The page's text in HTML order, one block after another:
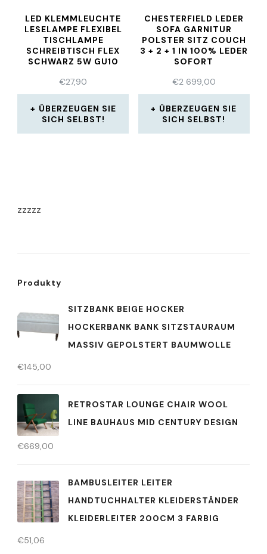
LED KLEMMLEUCHTE
LESELAMPE FLEXIBEL
TISCHLAMPE
SCHREIBTISCH FLEX
SCHWARZ 5W GU10
€27,90
ÜBERZEUGEN SIE
SICH SELBST!
CHESTERFIELD LEDER
SOFA GARNITUR
POLSTER SITZ COUCH
3 + 2 + 1 IN 100% LEDER
SOFORT
€2 699,00
ÜBERZEUGEN SIE
SICH SELBST!
zzzzz
Produkty
SITZBANK BEIGE HOCKER
HOCKERBANK BANK SITZSTAURAUM
MASSIV GEPOLSTERT BAUMWOLLE
€145,00
RETROSTAR LOUNGE CHAIR WOOL
LINE BAUHAUS MID CENTURY DESIGN
€669,00
BAMBUSLEITER LEITER
HANDTUCHHALTER KLEIDERSTÄNDER
KLEIDERLEITER 200CM 3 FARBIG
€51,06